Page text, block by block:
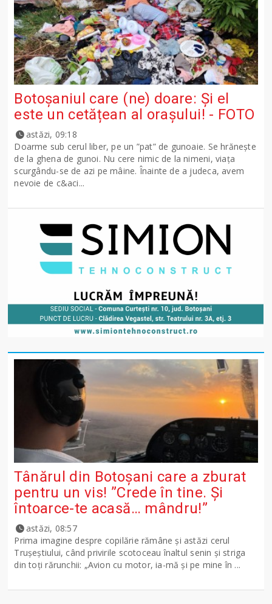
Botoșaniul care (ne) doare: Și el
este un cetățean al orașului! - FOTO
astăzi, 09:18
Doarme sub cerul liber, pe un ”pat” de gunoaie. Se hrănește
de la ghena de gunoi. Nu cere nimic de la nimeni, viața
scurgându-se de azi pe mâine. Înainte de a judeca, avem
nevoie de c&aci...
Tânărul din Botoșani care a zburat
pentru un vis! ”Crede în tine. Și
întoarce-te acasă… mândru!”
astăzi, 08:57
Prima imagine despre copilărie rămâne și astăzi cerul
Trușeștiului, când privirile scotoceau înaltul senin și striga
din toți rărunchii: „Avion cu motor, ia-mă și pe mine în ...